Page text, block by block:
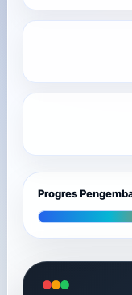
Progres